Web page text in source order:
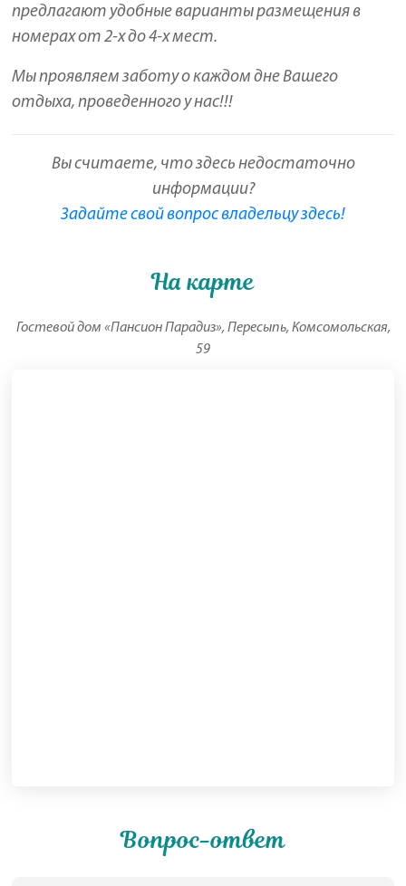
предлагают удобные варианты размещения в
номерах от 2-х до 4-х мест.
Мы проявляем заботу о каждом дне Вашего
отдыха, проведенного у нас!!!
Вы считаете, что здесь недостаточно
информации?
Задайте свой вопрос владельцу здесь!
На карте
Гостевой дом «Пансион Парадиз», Пересыпь, Комсомольская,
59
Вопрос-ответ